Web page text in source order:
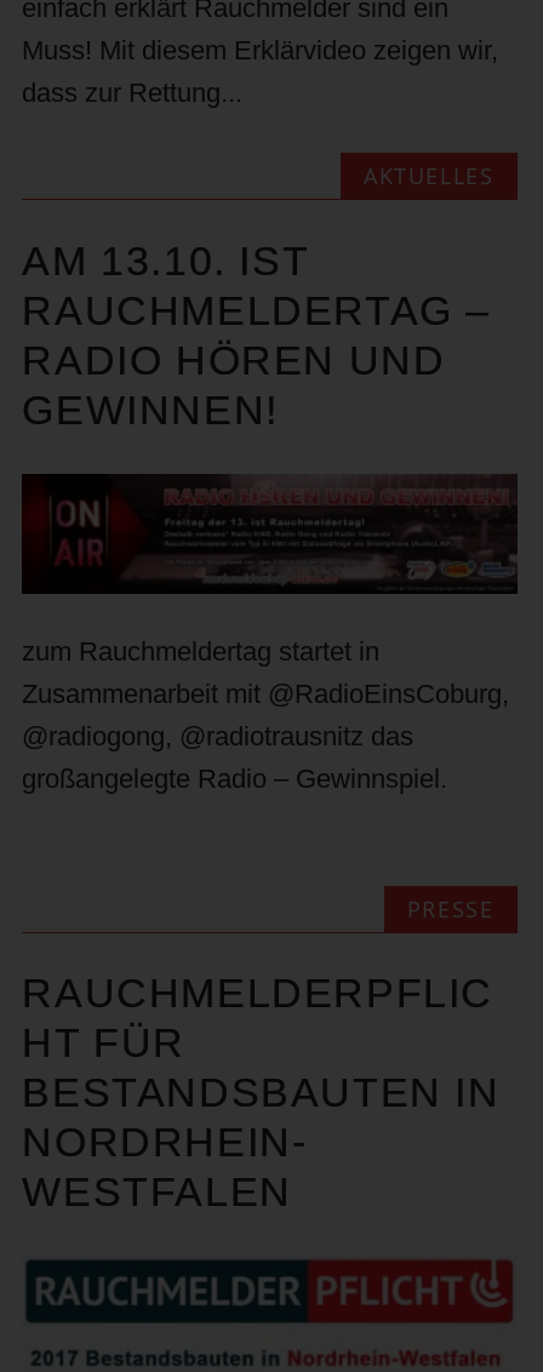
einfach erklärt Rauchmelder sind ein
Muss! Mit diesem Erklärvideo zeigen wir,
dass zur Rettung...
AKTUELLES
AM 13.10. IST
RAUCHMELDERTAG –
RADIO HÖREN UND
GEWINNEN!
zum Rauchmeldertag startet in
Zusammenarbeit mit @RadioEinsCoburg,
@radiogong, @radiotrausnitz das
großangelegte Radio – Gewinnspiel.
PRESSE
RAUCHMELDERPFLIC
HT FÜR
BESTANDSBAUTEN IN
NORDRHEIN-
WESTFALEN